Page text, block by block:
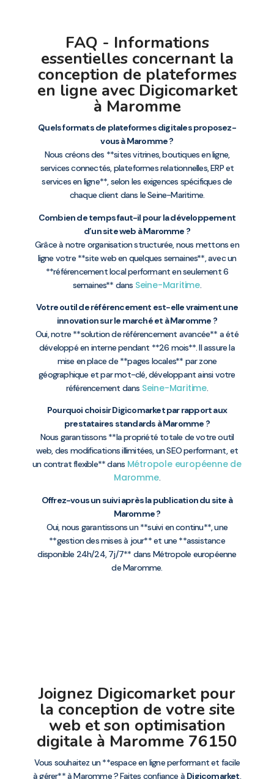
FAQ - Informations
essentielles concernant la
conception de plateformes
en ligne avec Digicomarket
à Maromme
Quels formats de plateformes digitales proposez-
vous à Maromme ?
Nous créons des **sites vitrines, boutiques en ligne,
services connectés, plateformes relationnelles, ERP et
services en ligne**, selon les exigences spécifiques de
chaque client dans le Seine-Maritime.
Combien de temps faut-il pour la développement
d’un site web à Maromme ?
Grâce à notre organisation structurée, nous mettons en
ligne votre **site web en quelques semaines**, avec un
**référencement local performant en seulement 6
semaines** dans Seine-Maritime.
Votre outil de référencement est-elle vraiment une
innovation sur le marché et à Maromme ?
Oui, notre **solution de référencement avancée** a été
développé en interne pendant **26 mois**. Il assure la
mise en place de **pages locales** par zone
géographique et par mot-clé, développant ainsi votre
référencement dans Seine-Maritime.
Pourquoi choisir Digicomarket par rapport aux
prestataires standards à Maromme ?
Nous garantissons **la propriété totale de votre outil
web, des modifications illimitées, un SEO performant, et
un contrat flexible** dans Métropole européenne de
Maromme.
Offrez-vous un suivi après la publication du site à
Maromme ?
Oui, nous garantissons un **suivi en continu**, une
**gestion des mises à jour** et une **assistance
disponible 24h/24, 7j/7** dans Métropole européenne
de Maromme.
Joignez Digicomarket pour
la conception de votre site
web et son optimisation
digitale à Maromme 76150
Vous souhaitez un **espace en ligne performant et facile
à gérer** à Maromme ? Faites confiance à Digicomarket,